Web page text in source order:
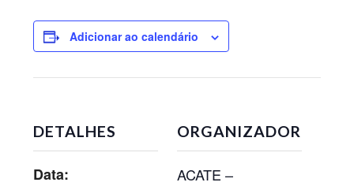
Adicionar ao calendário
DETALHES
Data:
ORGANIZADOR
ACATE –